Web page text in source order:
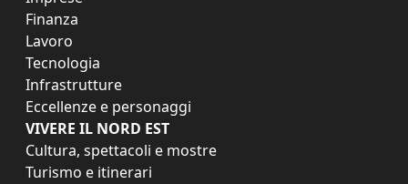
Finanza
Lavoro
Tecnologia
Infrastrutture
Eccellenze e personaggi
VIVERE IL NORD EST
Cultura, spettacoli e mostre
Turismo e itinerari